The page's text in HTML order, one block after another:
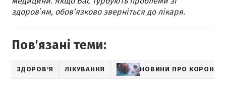
здоровʼям, обов’язково зверніться до лікаря.
Пов'язані теми:
ЗДОРОВ'Я ЛІКУВАННЯ НОВИНИ ПРО